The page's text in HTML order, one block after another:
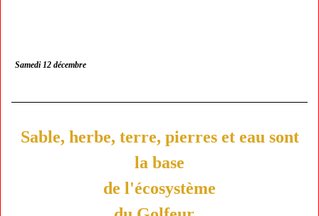
Samedi 12 décembre
Sable, herbe, terre, pierres et eau sont
la base
de l'écosystème